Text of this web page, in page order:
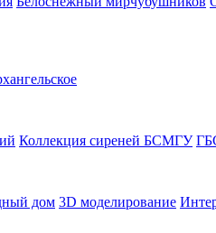
Коллекция сиреней БСМГУ
дом 3D моделирование